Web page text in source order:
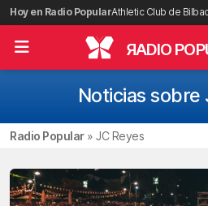
Saltar
al
contenido
Hoy en Radio PopularAthletic Club de
RADIO
Noticias sobre
Radio Popular» JC Reyes